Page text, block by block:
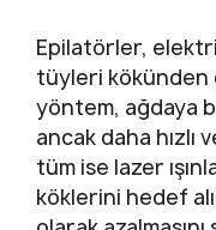
Epilatörler,
tüyleri kökünden
yöntem, ağdaya
ancak daha hızlı
tüm ise lazer
köklerini hedef